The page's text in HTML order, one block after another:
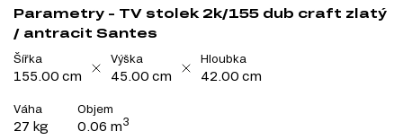
Parametry - TV stolek 2k/155 dub craft zlatý
/ antracit Santes
Šířka
155.00 cm
Výška
45.00 cm
Hloubka
42.00 cm
Váha
27 kg
Objem
0.06 m3